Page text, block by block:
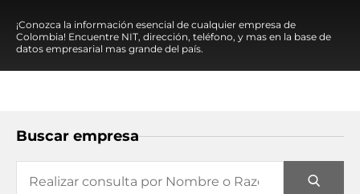
¡Conozca la información esencial de cualquier empresa de
Colombia! Encuentre NIT, dirección, teléfono, y mas en la base de
datos empresarial mas grande del país.
Buscar empresa